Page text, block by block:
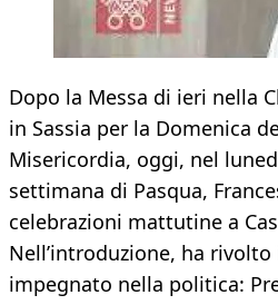
Dopo la Messa di ieri nella
in Sassia per la Domenica
Misericordia, oggi, nel
settimana di Pasqua,
celebrazioni mattutine a
Nell’introduzione, ha
impegnato nella politica: